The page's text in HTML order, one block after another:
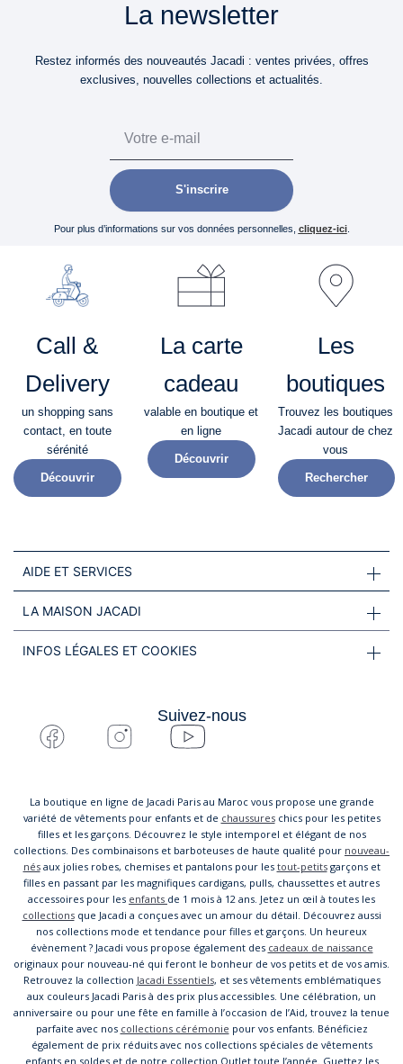
La newsletter
Restez informés des nouveautés Jacadi : ventes privées, offres
exclusives, nouvelles collections et actualités.
S'inscrire
Pour plus d’informations sur vos données personnelles, cliquez-ici.
Call &
Delivery
un shopping sans
contact, en toute
sérénité​
Découvrir
La carte
cadeau
valable en boutique et
en ligne
Découvrir
Les
boutiques
Trouvez les boutiques
Jacadi autour de chez
vous
Rechercher
AIDE ET SERVICES
LA MAISON JACADI
INFOS LÉGALES ET COOKIES
Suivez-nous
La boutique en ligne de Jacadi Paris au Maroc vous propose une grande
variété de vêtements pour enfants et de chaussureschics pour les petites
filles et les garçons. Découvrez le style intemporel et élégant de nos
collections. Des combinaisons et barboteuses de haute qualité pour nouveau-
nésaux jolies robes, chemises et pantalons pour les tout-petitsgarçons et
filles en passant par les magnifiques cardigans, pulls, chaussettes et autres
accessoires pour les enfants de 1 mois à 12 ans. Jetez un œil à toutes les
collectionsque Jacadi a conçues avec un amour du détail. Découvrez aussi
nos collections mode et tendance pour filles et garçons. Un heureux
évènement ? Jacadi vous propose également des cadeaux de naissance
originaux pour nouveau-né qui feront le bonheur de vos petits et de vos amis.
Retrouvez la collection Jacadi Essentiels, et ses vêtements emblématiques
aux couleurs Jacadi Paris à des prix plus accessibles. Une célébration, un
anniversaire ou pour une fête en famille à l’occasion de l’Aid, trouvez la tenue
parfaite avec nos collections cérémonie pour vos enfants. Bénéficiez
également de prix réduits avec nos collections spéciales de vêtements
enfants en soldes et de notre collection Outlet toute l’année. Guettez les